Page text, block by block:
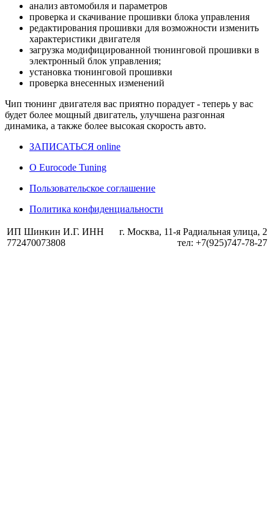
анализ автомобиля и параметров
проверка и скачивание прошивки блока управления
редактирования прошивки для возможности изменить
характеристики двигателя
загрузка модифицированной тюнинговой прошивки в
электронный блок управления;
установка тюнинговой прошивки
проверка внесенных изменений
Чип тюнинг двигателя вас приятно порадует - теперь у вас
будет более мощный двигатель, улучшена разгонная
динамика, а также более высокая скорость авто.
ЗАПИСАТЬСЯ online
О Eurocode Tuning
Пользовательское соглашение
Политика конфиденциальности
ИП Шинкин И.Г. ИНН
772470073808
г. Москва, 11-я Радиальная улица, 2
тел: +7(925)747-78-27